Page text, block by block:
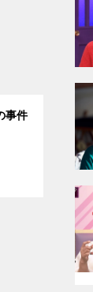
事件